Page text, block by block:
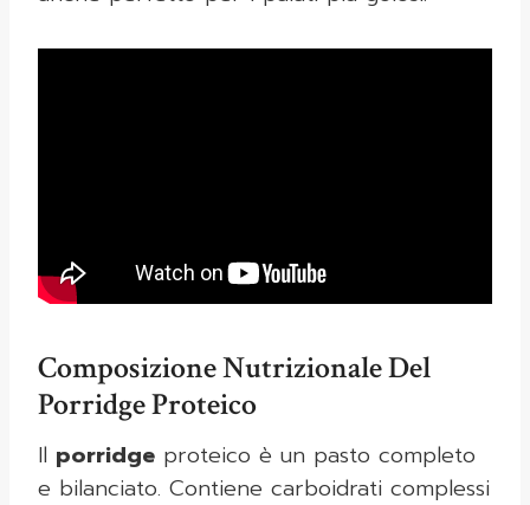
Composizione Nutrizionale Del
Porridge Proteico
Il porridge proteico è un pasto completo
e bilanciato. Contiene carboidrati complessi